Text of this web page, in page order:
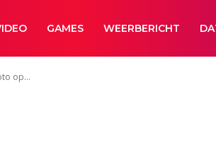
GAMES WEERBERICHT
op...